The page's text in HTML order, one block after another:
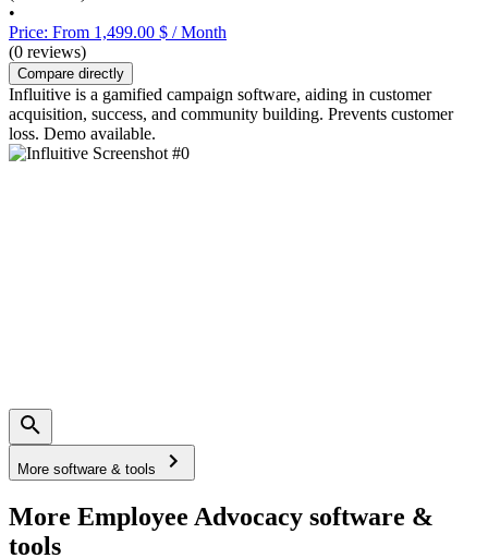
•
Price: From 1,499.00 $ / Month
(0 reviews)
Compare directly
Influitive is a gamified campaign software, aiding in customer
acquisition, success, and community building. Prevents customer
loss. Demo available.
More software & tools
More Employee Advocacy software &
tools